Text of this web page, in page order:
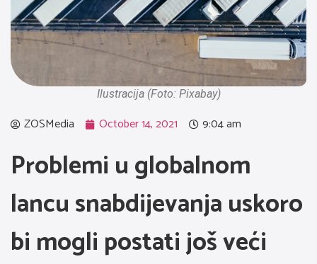
Ilustracija (Foto: Pixabay)
ZOSMedia October 14, 2021 9:04 am
Problemi u globalnom
lancu snabdijevanja uskoro
bi mogli postati još veći